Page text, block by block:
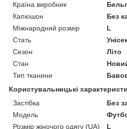
Країна виробник
Капюшон
Без
Міжнародний розмір
L
Стать
Сезон
Літо
Стан
Тип тканини
Користувальницькі
Застібка
Без
Модель
Розмір жіночого одягу (UA)
L